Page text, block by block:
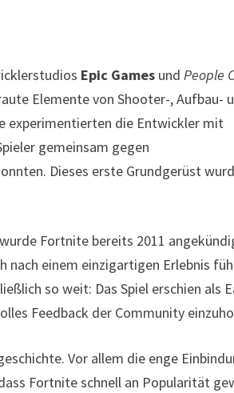
Epic Games undPeople
Elemente von Shooter-, Aufbau-
experimentierten die Entwickler mit
gemeinsam gegen
Dieses erste Grundgerüst
Fortnite bereits 2011
nach einem einzigartigen Erlebnis
so weit: Das Spiel erschien als
Feedback der Community
Vor allem die enge
Fortnite schnell an Popularität